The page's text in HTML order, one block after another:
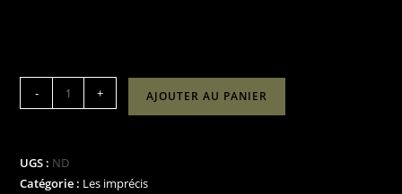
quantité
de
(Tirages
- + AJOUTER AU PANIER
UGS : ND
Catégorie : Les imprécis